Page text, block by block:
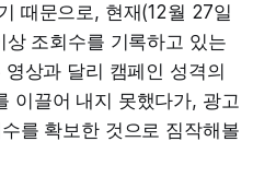
때문으로, 현재(12월 27일
조회수를 기록하고 있는
상과 달리 캠페인 성격의
이끌어 내지 못했다가, 광고
를 확보한 것으로 짐작해볼